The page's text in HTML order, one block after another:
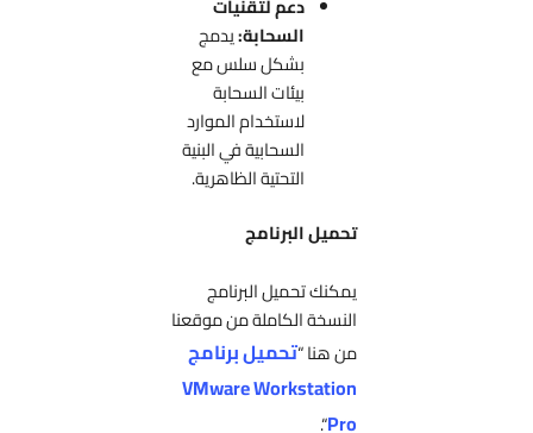
السحابة:يدمج
بشكل سلس مع
بيئات السحابة
لاستخدام الموارد
السحابية في البنية
التحتية الظاهرية.
تحميل البرنامج
يمكنك تحميل البرنامج
النسخة الكاملة من موقعنا
من هنا “تحميل برنامج
VMware Workstation
Pro
“.